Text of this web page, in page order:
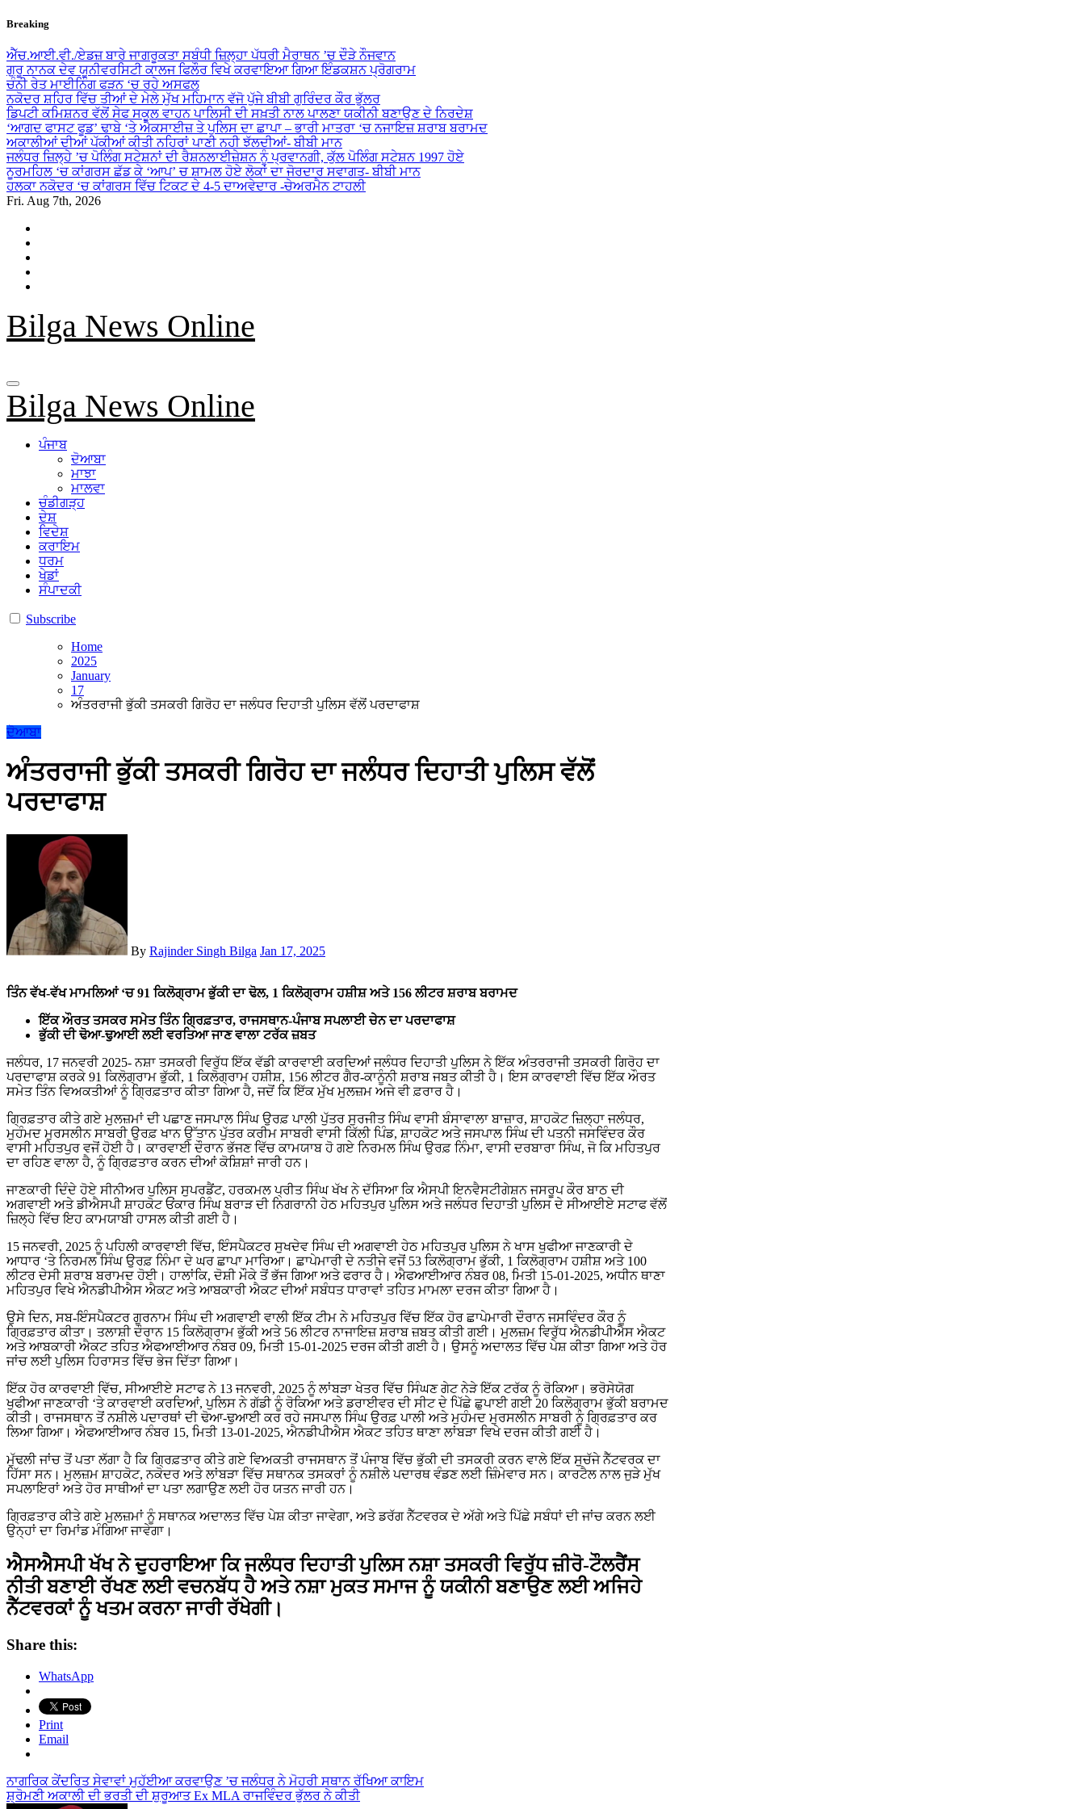
Skip
content
Breaking
ਐੱਚ.ਆਈ.ਵੀ./ਏਡਜ਼ ਬਾਰੇ ਜਾਗਰੂਕਤਾ ਸਬੰਧੀ ਜ਼ਿਲ੍ਹਾ ਪੱਧਰੀ ਮੈਰਾਥਨ ’ਚ ਦੌੜੇ ਨੌਜਵਾਨ
ਗੁਰੂ ਨਾਨਕ ਦੇਵ ਯੂਨੀਵਰਸਿਟੀ ਕਾਲਜ ਫਿਲੌਰ ਵਿਖੇ ਕਰਵਾਇਆ ਗਿਆ ਇੰਡਕਸ਼ਨ ਪ੍ਰੋਗਰਾਮ
ਚੰਨੀ ਰੇਤ ਮਾਈਨਿੰਗ ਫੜਨ ‘ਚ ਰਹੇ ਅਸਫਲ
ਨਕੋਦਰ ਸ਼ਹਿਰ ਵਿੱਚ ਤੀਆਂ ਦੇ ਮੇਲੇ ਮੁੱਖ ਮਹਿਮਾਨ ਵੱਜੋ ਪੁੱਜੇ ਬੀਬੀ ਗੁਰਿੰਦਰ ਕੌਰ ਭੁੱਲਰ
ਡਿਪਟੀ ਕਮਿਸ਼ਨਰ ਵੱਲੋਂ ਸੇਫ ਸਕੂਲ ਵਾਹਨ ਪਾਲਿਸੀ ਦੀ ਸਖ਼ਤੀ ਨਾਲ ਪਾਲਣਾ ਯਕੀਨੀ ਬਣਾਉਣ ਦੇ ਨਿਰਦੇਸ਼
‘ਆਗਦ ਫਾਸਟ ਫੂਡ’ ਢਾਬੇ ‘ਤੇ ਐਕਸਾਈਜ਼ ਤੇ ਪੁਲਿਸ ਦਾ ਛਾਪਾ – ਭਾਰੀ ਮਾਤਰਾ ‘ਚ ਨਜਾਇਜ਼ ਸ਼ਰਾਬ ਬਰਾਮਦ
ਅਕਾਲੀਆਂ ਦੀਆਂ ਪੱਕੀਆਂ ਕੀਤੀ ਨਹਿਰਾਂ ਪਾਣੀ ਨਹੀ ਝੱਲਦੀਆਂ- ਬੀਬੀ ਮਾਨ
ਜਲੰਧਰ ਜ਼ਿਲ੍ਹੇ ’ਚ ਪੋਲਿੰਗ ਸਟੇਸ਼ਨਾਂ ਦੀ ਰੈਸ਼ਨਲਾਈਜ਼ੇਸ਼ਨ ਨੂੰ ਪ੍ਰਵਾਨਗੀ, ਕੁੱਲ ਪੋਲਿੰਗ ਸਟੇਸ਼ਨ 1997 ਹੋਏ
ਨੂਰਮਹਿਲ ‘ਚ ਕਾਂਗਰਸ ਛੱਡ ਕੇ ‘ਆਪ’ ਚ ਸ਼ਾਮਲ ਹੋਏ ਲੋਕਾਂ ਦਾ ਜੋਰਦਾਰ ਸਵਾਗਤ- ਬੀਬੀ ਮਾਨ
ਹਲਕਾ ਨਕੋਦਰ ‘ਚ ਕਾਂਗਰਸ ਵਿੱਚ ਟਿਕਟ ਦੇ 4-5 ਦਾਅਵੇਦਾਰ -ਚੇਅਰਮੈਨ ਟਾਹਲੀ
Fri. Aug 7th, 2026
Bilga News Online
Bilga News Online
ਪੰਜਾਬ
ਦੋਆਬਾ
ਮਾਝਾ
ਮਾਲਵਾ
ਚੰਡੀਗੜ੍ਹ
ਦੇਸ਼
ਵਿਦੇਸ਼
ਕਰਾਇਮ
ਧਰਮ
ਖੇਡਾਂ
ਸੰਪਾਦਕੀ
Subscribe
Home
2025
January
17
ਅੰਤਰਰਾਜੀ ਭੁੱਕੀ ਤਸਕਰੀ ਗਿਰੋਹ ਦਾ ਜਲੰਧਰ ਦਿਹਾਤੀ ਪੁਲਿਸ ਵੱਲੋਂ ਪਰਦਾਫਾਸ਼
ਦੋਆਬਾ
ਅੰਤਰਰਾਜੀ ਭੁੱਕੀ ਤਸਕਰੀ ਗਿਰੋਹ ਦਾ ਜਲੰਧਰ ਦਿਹਾਤੀ ਪੁਲਿਸ ਵੱਲੋਂ
ਪਰਦਾਫਾਸ਼
By Rajinder Singh Bilga Jan 17, 2025
ਤਿੰਨ ਵੱਖ-ਵੱਖ ਮਾਮਲਿਆਂ ‘ਚ 91 ਕਿਲੋਗ੍ਰਾਮ ਭੁੱਕੀ ਦਾ ਢੋਲ, 1 ਕਿਲੋਗ੍ਰਾਮ ਹਸ਼ੀਸ਼ ਅਤੇ 156 ਲੀਟਰ ਸ਼ਰਾਬ ਬਰਾਮਦ
ਇੱਕ ਔਰਤ ਤਸਕਰ ਸਮੇਤ ਤਿੰਨ ਗ੍ਰਿਫ਼ਤਾਰ, ਰਾਜਸਥਾਨ-ਪੰਜਾਬ ਸਪਲਾਈ ਚੇਨ ਦਾ ਪਰਦਾਫਾਸ਼
ਭੁੱਕੀ ਦੀ ਢੋਆ-ਢੁਆਈ ਲਈ ਵਰਤਿਆ ਜਾਣ ਵਾਲਾ ਟਰੱਕ ਜ਼ਬਤ
ਜਲੰਧਰ, 17 ਜਨਵਰੀ 2025- ਨਸ਼ਾ ਤਸਕਰੀ ਵਿਰੁੱਧ ਇੱਕ ਵੱਡੀ ਕਾਰਵਾਈ ਕਰਦਿਆਂ ਜਲੰਧਰ ਦਿਹਾਤੀ ਪੁਲਿਸ ਨੇ ਇੱਕ ਅੰਤਰਰਾਜੀ ਤਸਕਰੀ ਗਿਰੋਹ ਦਾ
ਪਰਦਾਫਾਸ਼ ਕਰਕੇ 91 ਕਿਲੋਗ੍ਰਾਮ ਭੁੱਕੀ, 1 ਕਿਲੋਗ੍ਰਾਮ ਹਸ਼ੀਸ਼, 156 ਲੀਟਰ ਗੈਰ-ਕਾਨੂੰਨੀ ਸ਼ਰਾਬ ਜਬਤ ਕੀਤੀ ਹੈ। ਇਸ ਕਾਰਵਾਈ ਵਿੱਚ ਇੱਕ ਔਰਤ
ਸਮੇਤ ਤਿੰਨ ਵਿਅਕਤੀਆਂ ਨੂੰ ਗ੍ਰਿਫ਼ਤਾਰ ਕੀਤਾ ਗਿਆ ਹੈ, ਜਦੋਂ ਕਿ ਇੱਕ ਮੁੱਖ ਮੁਲਜ਼ਮ ਅਜੇ ਵੀ ਫ਼ਰਾਰ ਹੈ।
ਗ੍ਰਿਫ਼ਤਾਰ ਕੀਤੇ ਗਏ ਮੁਲਜ਼ਮਾਂ ਦੀ ਪਛਾਣ ਜਸਪਾਲ ਸਿੰਘ ਉਰਫ਼ ਪਾਲੀ ਪੁੱਤਰ ਸੁਰਜੀਤ ਸਿੰਘ ਵਾਸੀ ਬੰਸਾਵਾਲਾ ਬਾਜ਼ਾਰ, ਸ਼ਾਹਕੋਟ ਜ਼ਿਲ੍ਹਾ ਜਲੰਧਰ,
ਮੁਹੰਮਦ ਮੁਰਸਲੀਨ ਸਾਬਰੀ ਉਰਫ਼ ਖਾਨ ਉੱਤਾਨ ਪੁੱਤਰ ਕਰੀਮ ਸਾਬਰੀ ਵਾਸੀ ਕਿੱਲੀ ਪਿੰਡ, ਸ਼ਾਹਕੋਟ ਅਤੇ ਜਸਪਾਲ ਸਿੰਘ ਦੀ ਪਤਨੀ ਜਸਵਿੰਦਰ ਕੌਰ
ਵਾਸੀ ਮਹਿਤਪੁਰ ਵਜੋਂ ਹੋਈ ਹੈ। ਕਾਰਵਾਈ ਦੌਰਾਨ ਭੱਜਣ ਵਿੱਚ ਕਾਮਯਾਬ ਹੋ ਗਏ ਨਿਰਮਲ ਸਿੰਘ ਉਰਫ਼ ਨਿੰਮਾ, ਵਾਸੀ ਦਰਬਾਰਾ ਸਿੰਘ, ਜੋ ਕਿ ਮਹਿਤਪੁਰ
ਦਾ ਰਹਿਣ ਵਾਲਾ ਹੈ, ਨੂੰ ਗ੍ਰਿਫ਼ਤਾਰ ਕਰਨ ਦੀਆਂ ਕੋਸ਼ਿਸ਼ਾਂ ਜਾਰੀ ਹਨ।
ਜਾਣਕਾਰੀ ਦਿੰਦੇ ਹੋਏ ਸੀਨੀਅਰ ਪੁਲਿਸ ਸੁਪਰਡੈਂਟ, ਹਰਕਮਲ ਪ੍ਰੀਤ ਸਿੰਘ ਖੱਖ ਨੇ ਦੱਸਿਆ ਕਿ ਐਸਪੀ ਇਨਵੈਸਟੀਗੇਸ਼ਨ ਜਸਰੂਪ ਕੌਰ ਬਾਠ ਦੀ
ਅਗਵਾਈ ਅਤੇ ਡੀਐਸਪੀ ਸ਼ਾਹਕੋਟ ਓਂਕਾਰ ਸਿੰਘ ਬਰਾੜ ਦੀ ਨਿਗਰਾਨੀ ਹੇਠ ਮਹਿਤਪੁਰ ਪੁਲਿਸ ਅਤੇ ਜਲੰਧਰ ਦਿਹਾਤੀ ਪੁਲਿਸ ਦੇ ਸੀਆਈਏ ਸਟਾਫ ਵੱਲੋਂ
ਜ਼ਿਲ੍ਹੇ ਵਿੱਚ ਇਹ ਕਾਮਯਾਬੀ ਹਾਸਲ ਕੀਤੀ ਗਈ ਹੈ।
15 ਜਨਵਰੀ, 2025 ਨੂੰ ਪਹਿਲੀ ਕਾਰਵਾਈ ਵਿੱਚ, ਇੰਸਪੈਕਟਰ ਸੁਖਦੇਵ ਸਿੰਘ ਦੀ ਅਗਵਾਈ ਹੇਠ ਮਹਿਤਪੁਰ ਪੁਲਿਸ ਨੇ ਖਾਸ ਖੁਫੀਆ ਜਾਣਕਾਰੀ ਦੇ
ਆਧਾਰ ‘ਤੇ ਨਿਰਮਲ ਸਿੰਘ ਉਰਫ਼ ਨਿੰਮਾ ਦੇ ਘਰ ਛਾਪਾ ਮਾਰਿਆ। ਛਾਪੇਮਾਰੀ ਦੇ ਨਤੀਜੇ ਵਜੋਂ 53 ਕਿਲੋਗ੍ਰਾਮ ਭੁੱਕੀ, 1 ਕਿਲੋਗ੍ਰਾਮ ਹਸ਼ੀਸ਼ ਅਤੇ 100
ਲੀਟਰ ਦੇਸੀ ਸ਼ਰਾਬ ਬਰਾਮਦ ਹੋਈ। ਹਾਲਾਂਕਿ, ਦੋਸ਼ੀ ਮੌਕੇ ਤੋਂ ਭੱਜ ਗਿਆ ਅਤੇ ਫਰਾਰ ਹੈ। ਐਫਆਈਆਰ ਨੰਬਰ 08, ਮਿਤੀ 15-01-2025, ਅਧੀਨ ਥਾਣਾ
ਮਹਿਤਪੁਰ ਵਿਖੇ ਐਨਡੀਪੀਐਸ ਐਕਟ ਅਤੇ ਆਬਕਾਰੀ ਐਕਟ ਦੀਆਂ ਸਬੰਧਤ ਧਾਰਾਵਾਂ ਤਹਿਤ ਮਾਮਲਾ ਦਰਜ ਕੀਤਾ ਗਿਆ ਹੈ।
ਉਸੇ ਦਿਨ, ਸਬ-ਇੰਸਪੈਕਟਰ ਗੁਰਨਾਮ ਸਿੰਘ ਦੀ ਅਗਵਾਈ ਵਾਲੀ ਇੱਕ ਟੀਮ ਨੇ ਮਹਿਤਪੁਰ ਵਿੱਚ ਇੱਕ ਹੋਰ ਛਾਪੇਮਾਰੀ ਦੌਰਾਨ ਜਸਵਿੰਦਰ ਕੌਰ ਨੂੰ
ਗ੍ਰਿਫ਼ਤਾਰ ਕੀਤਾ। ਤਲਾਸ਼ੀ ਦੌਰਾਨ 15 ਕਿਲੋਗ੍ਰਾਮ ਭੁੱਕੀ ਅਤੇ 56 ਲੀਟਰ ਨਾਜਾਇਜ਼ ਸ਼ਰਾਬ ਜ਼ਬਤ ਕੀਤੀ ਗਈ। ਮੁਲਜ਼ਮ ਵਿਰੁੱਧ ਐਨਡੀਪੀਐਸ ਐਕਟ
ਅਤੇ ਆਬਕਾਰੀ ਐਕਟ ਤਹਿਤ ਐਫਆਈਆਰ ਨੰਬਰ 09, ਮਿਤੀ 15-01-2025 ਦਰਜ ਕੀਤੀ ਗਈ ਹੈ। ਉਸਨੂੰ ਅਦਾਲਤ ਵਿੱਚ ਪੇਸ਼ ਕੀਤਾ ਗਿਆ ਅਤੇ ਹੋਰ
ਜਾਂਚ ਲਈ ਪੁਲਿਸ ਹਿਰਾਸਤ ਵਿੱਚ ਭੇਜ ਦਿੱਤਾ ਗਿਆ।
ਇੱਕ ਹੋਰ ਕਾਰਵਾਈ ਵਿੱਚ, ਸੀਆਈਏ ਸਟਾਫ ਨੇ 13 ਜਨਵਰੀ, 2025 ਨੂੰ ਲਾਂਬੜਾ ਖੇਤਰ ਵਿੱਚ ਸਿੰਘਣ ਗੇਟ ਨੇੜੇ ਇੱਕ ਟਰੱਕ ਨੂੰ ਰੋਕਿਆ। ਭਰੋਸੇਯੋਗ
ਖੁਫੀਆ ਜਾਣਕਾਰੀ ‘ਤੇ ਕਾਰਵਾਈ ਕਰਦਿਆਂ, ਪੁਲਿਸ ਨੇ ਗੱਡੀ ਨੂੰ ਰੋਕਿਆ ਅਤੇ ਡਰਾਈਵਰ ਦੀ ਸੀਟ ਦੇ ਪਿੱਛੇ ਛੁਪਾਈ ਗਈ 20 ਕਿਲੋਗ੍ਰਾਮ ਭੁੱਕੀ ਬਰਾਮਦ
ਕੀਤੀ। ਰਾਜਸਥਾਨ ਤੋਂ ਨਸ਼ੀਲੇ ਪਦਾਰਥਾਂ ਦੀ ਢੋਆ-ਢੁਆਈ ਕਰ ਰਹੇ ਜਸਪਾਲ ਸਿੰਘ ਉਰਫ਼ ਪਾਲੀ ਅਤੇ ਮੁਹੰਮਦ ਮੁਰਸਲੀਨ ਸਾਬਰੀ ਨੂੰ ਗ੍ਰਿਫ਼ਤਾਰ ਕਰ
ਲਿਆ ਗਿਆ। ਐਫਆਈਆਰ ਨੰਬਰ 15, ਮਿਤੀ 13-01-2025, ਐਨਡੀਪੀਐਸ ਐਕਟ ਤਹਿਤ ਥਾਣਾ ਲਾਂਬੜਾ ਵਿਖੇ ਦਰਜ ਕੀਤੀ ਗਈ ਹੈ।
ਮੁੱਢਲੀ ਜਾਂਚ ਤੋਂ ਪਤਾ ਲੱਗਾ ਹੈ ਕਿ ਗ੍ਰਿਫ਼ਤਾਰ ਕੀਤੇ ਗਏ ਵਿਅਕਤੀ ਰਾਜਸਥਾਨ ਤੋਂ ਪੰਜਾਬ ਵਿੱਚ ਭੁੱਕੀ ਦੀ ਤਸਕਰੀ ਕਰਨ ਵਾਲੇ ਇੱਕ ਸੁਚੱਜੇ ਨੈੱਟਵਰਕ ਦਾ
ਹਿੱਸਾ ਸਨ। ਮੁਲਜ਼ਮ ਸ਼ਾਹਕੋਟ, ਨਕੋਦਰ ਅਤੇ ਲਾਂਬੜਾ ਵਿੱਚ ਸਥਾਨਕ ਤਸਕਰਾਂ ਨੂੰ ਨਸ਼ੀਲੇ ਪਦਾਰਥ ਵੰਡਣ ਲਈ ਜ਼ਿੰਮੇਵਾਰ ਸਨ। ਕਾਰਟੈਲ ਨਾਲ ਜੁੜੇ ਮੁੱਖ
ਸਪਲਾਇਰਾਂ ਅਤੇ ਹੋਰ ਸਾਥੀਆਂ ਦਾ ਪਤਾ ਲਗਾਉਣ ਲਈ ਹੋਰ ਯਤਨ ਜਾਰੀ ਹਨ।
ਗ੍ਰਿਫ਼ਤਾਰ ਕੀਤੇ ਗਏ ਮੁਲਜ਼ਮਾਂ ਨੂੰ ਸਥਾਨਕ ਅਦਾਲਤ ਵਿੱਚ ਪੇਸ਼ ਕੀਤਾ ਜਾਵੇਗਾ, ਅਤੇ ਡਰੱਗ ਨੈੱਟਵਰਕ ਦੇ ਅੱਗੇ ਅਤੇ ਪਿੱਛੇ ਸਬੰਧਾਂ ਦੀ ਜਾਂਚ ਕਰਨ ਲਈ
ਉਨ੍ਹਾਂ ਦਾ ਰਿਮਾਂਡ ਮੰਗਿਆ ਜਾਵੇਗਾ।
ਐਸਐਸਪੀ ਖੱਖ ਨੇ ਦੁਹਰਾਇਆ ਕਿ ਜਲੰਧਰ ਦਿਹਾਤੀ ਪੁਲਿਸ ਨਸ਼ਾ ਤਸਕਰੀ ਵਿਰੁੱਧ ਜ਼ੀਰੋ-ਟੌਲਰੈਂਸ
ਨੀਤੀ ਬਣਾਈ ਰੱਖਣ ਲਈ ਵਚਨਬੱਧ ਹੈ ਅਤੇ ਨਸ਼ਾ ਮੁਕਤ ਸਮਾਜ ਨੂੰ ਯਕੀਨੀ ਬਣਾਉਣ ਲਈ ਅਜਿਹੇ
ਨੈੱਟਵਰਕਾਂ ਨੂੰ ਖਤਮ ਕਰਨਾ ਜਾਰੀ ਰੱਖੇਗੀ।
Share this:
WhatsApp
Print
Email
Post
ਨਾਗਰਿਕ ਕੇਂਦਰਿਤ ਸੇਵਾਵਾਂ ਮੁਹੱਈਆ ਕਰਵਾਉਣ ’ਚ ਜਲੰਧਰ ਨੇ ਮੋਹਰੀ ਸਥਾਨ ਰੱਖਿਆ ਕਾਇਮ
ਸ਼੍ਰੋਮਣੀ ਅਕਾਲੀ ਦੀ ਭਰਤੀ ਦੀ ਸ਼ੁਰੂਆਤ Ex MLA ਰਾਜਵਿੰਦਰ ਭੁੱਲਰ ਨੇ ਕੀਤੀ